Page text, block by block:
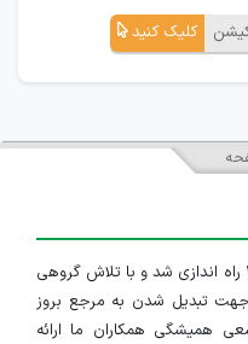
کلیک کنید
سایت ایران استخدام در تاریخ ۱۳۹۱/۱/۱۰ راه اندازی شد و با تلاش گروهی
جهت تبدیل شدن به مرجع بروز
همیشگی همکاران ما ارائه